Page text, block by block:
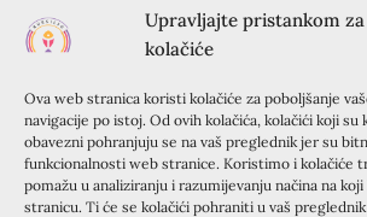
Upravljajte pristankom za
kolačiće
Ova web stranica koristi kolačiće za poboljšanje
navigacije po istoj. Od ovih kolačića, kolačići koji su
obavezni pohranjuju se na vaš preglednik jer su
funkcionalnosti web stranice. Koristimo i kolačiće
pomažu u analiziranju i razumijevanju načina na
stranicu. Ti će se kolačići pohraniti u vaš preglednik
De Colores!
Kursiljo Hrvatska
PRETHODNA OBJAVA
Osvrt na krizmanički tečaj župi sv. Josipa Radnika u Gajnicama (6.-8.3.2020.)